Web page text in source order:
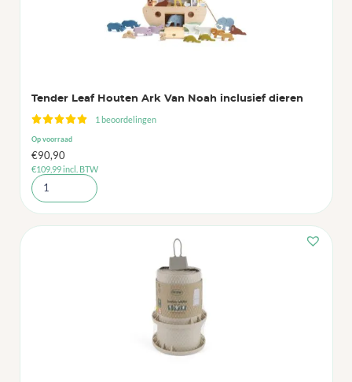
Tender Leaf Houten Ark Van Noah inclusief dieren
1 beoordelingen
Op voorraad
€90,90
€109,99incl. BTW